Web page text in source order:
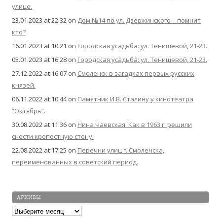
улице.
23.01.2023 at 22:32 on Дом №14 по ул. Дзержинского – помнит
кто?
16.01.2023 at 10:21 on Городская усадьба: ул. Тенишевой, 21-23.
05.01.2023 at 16:28 on Городская усадьба: ул. Тенишевой, 21-23.
27.12.2022 at 16:07 on Смоленск в загадках первых русских
князей.
06.11.2022 at 10:44on Памятник И.В. Сталину у кинотеатра
“Октябрь”.
30.08.2022 at 11:36 on Нина Чаевская: Как в 1963 г. решили
снести крепостную стену.
22.08.2022 at 17:25 on Перечни улиц г. Смоленска,
переименованных в советский период.
АРХИВЫ
Архивы